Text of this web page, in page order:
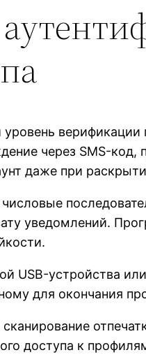
через SMS-
даже при
уведомлений.
USB-устройства
для окончания
доступа к